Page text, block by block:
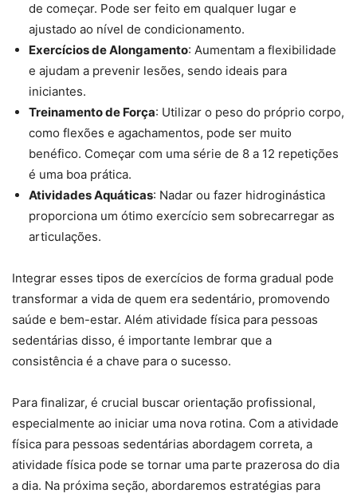
de começar. Pode ser feito em qualquer lugar e
ajustado ao nível de condicionamento.
Exercícios de Alongamento: Aumentam a flexibilidade
e ajudam a prevenir lesões, sendo ideais para
iniciantes.
Treinamento de Força: Utilizar o peso do próprio corpo,
como flexões e agachamentos, pode ser muito
benéfico. Começar com uma série de 8 a 12 repetições
é uma boa prática.
Atividades Aquáticas: Nadar ou fazer hidroginástica
proporciona um ótimo exercício sem sobrecarregar as
articulações.
Integrar esses tipos de exercícios de forma gradual pode
transformar a vida de quem era sedentário, promovendo
saúde e bem-estar. Além atividade física para pessoas
sedentárias disso, é importante lembrar que a
consistência é a chave para o sucesso.
Para finalizar, é crucial buscar orientação profissional,
especialmente ao iniciar uma nova rotina. Com a atividade
física para pessoas sedentárias abordagem correta, a
atividade física pode se tornar uma parte prazerosa do dia
a dia. Na próxima seção, abordaremos estratégias para